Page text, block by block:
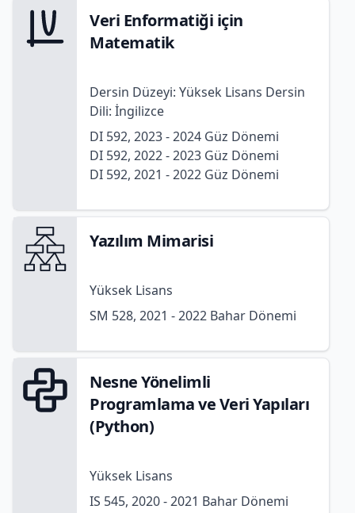
Veri Enformatiği için
Matematik
Dersin Düzeyi: Yüksek Lisans Dersin
Dili: İngilizce
DI 592, 2023 - 2024 Güz Dönemi
DI 592, 2022 - 2023 Güz Dönemi
DI 592, 2021 - 2022 Güz Dönemi
Yazılım Mimarisi
Yüksek Lisans
SM 528, 2021 - 2022 Bahar Dönemi
Nesne Yönelimli
Programlama ve Veri Yapıları
(Python)
Yüksek Lisans
IS 545, 2020 - 2021 Bahar Dönemi